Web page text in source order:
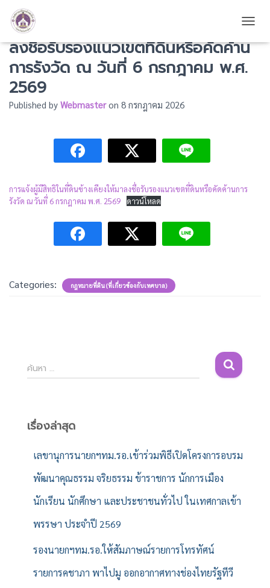
การแจ้งผู้มีสิทธิในที่ดินข้างเคียงให้มา
ลงชื่อรับรองแนวเขตที่ดินหรือคัดค้าน
การรังวัด ณ วันที่ 6 กรกฎาคม พ.ศ.
2569
Published by Webmasteron 8 กรกฎาคม 2026
การแจ้งผู้มีสิทธิในที่ดินข้างเคียงให้มาลงชื่อรับรองแนวเขตที่ดินหรือคัดค้านการ
รังวัด ณ วันที่ 6 กรกฎาคม พ.ศ. 2569
ดาวน์โหลด
Categories: กฎหมายที่ดิน (ที่เกี่ยวข้องกับเทศบาล)
ค้
น
สำ
ค้นหา …
เรื่องล่าสุด
เลขานุการนายกฯทม.รอ.เข้าร่วมพิธีเปิดโครงการอบรม
พัฒนาคุณธรรม จริยธรรม ข้าราชการ นักการเมือง
นักเรียน นักศึกษา และประชาชนทั่วไป ในเทศกาลเข้า
พรรษา ประจำปี 2569
รองนายกฯทม.รอ.ให้สัมภาษณ์รายการโทรทัศน์
รายการคชาภา พาไปมู ออกอากาศทางช่องไทยรัฐทีวี